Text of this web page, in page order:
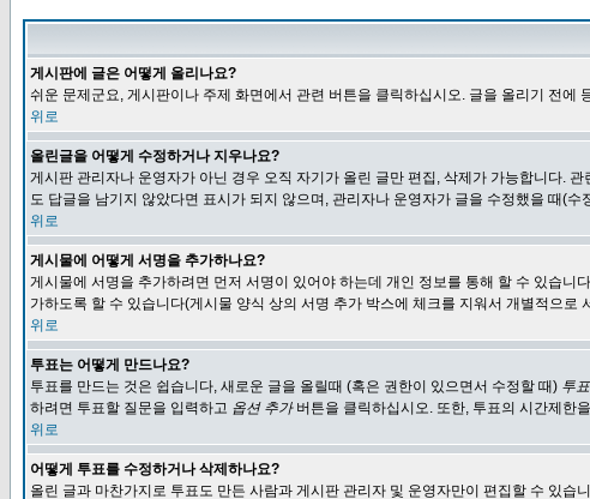
게시판에 글은 어떻게 올리나요?
쉬운 문제군요, 게시판이나 주제 화면에서 관련 버튼을 클릭하십시오. 글을 올리기 전
위로
올린글을 어떻게 수정하거나 지우나요?
게시판 관리자나 운영자가 아닌 경우 오직 자기가 올린 글만 편집, 삭제가 가능합니다. 관
도 답글을 남기지 않았다면 표시가 되지 않으며, 관리자나 운영자가 글을 수정했을 때(
위로
게시물에 어떻게 서명을 추가하나요?
게시물에 서명을 추가하려면 먼저 서명이 있어야 하는데 개인 정보를 통해 할 수 있습니
가하도록 할 수 있습니다(게시물 양식 상의 서명 추가 박스에 체크를 지워서 개별적으로
위로
투표는 어떻게 만드나요?
투표를 만드는 것은 쉽습니다, 새로운 글을 올릴때 (혹은 권한이 있으면서 수정할 때) 투
하려면 투표할 질문을 입력하고 옵션 추가버튼을 클릭하십시오. 또한, 투표의 시간제한
위로
어떻게 투표를 수정하거나 삭제하나요?
올린 글과 마찬가지로 투표도 만든 사람과 게시판 관리자 및 운영자만이 편집할 수 있